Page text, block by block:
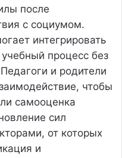
после
с социумом.
интегрировать
процесс без
и родители
чтобы
самооценка
сил
от которых
и